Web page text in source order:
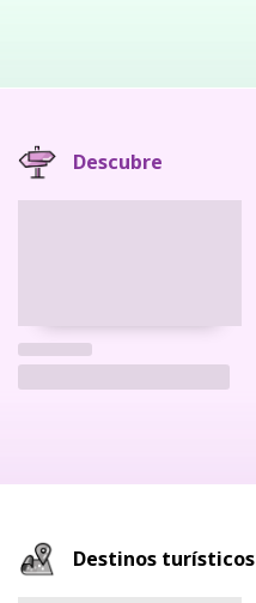
Descubre
Destinos turísticos